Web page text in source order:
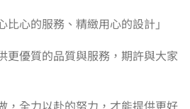
比心的服務、精緻用心的設計」
更優質的品質與服務，期許與大家